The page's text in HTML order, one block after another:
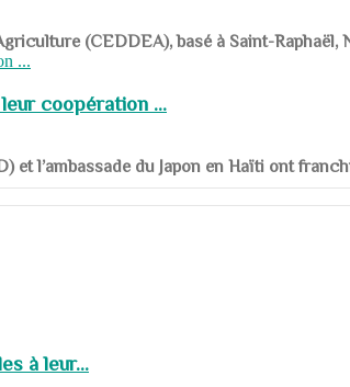
(CEDDEA), basé à Saint-Raphaël,
coopération ...
et l’ambassade du Japon en Haïti ont
à leur...